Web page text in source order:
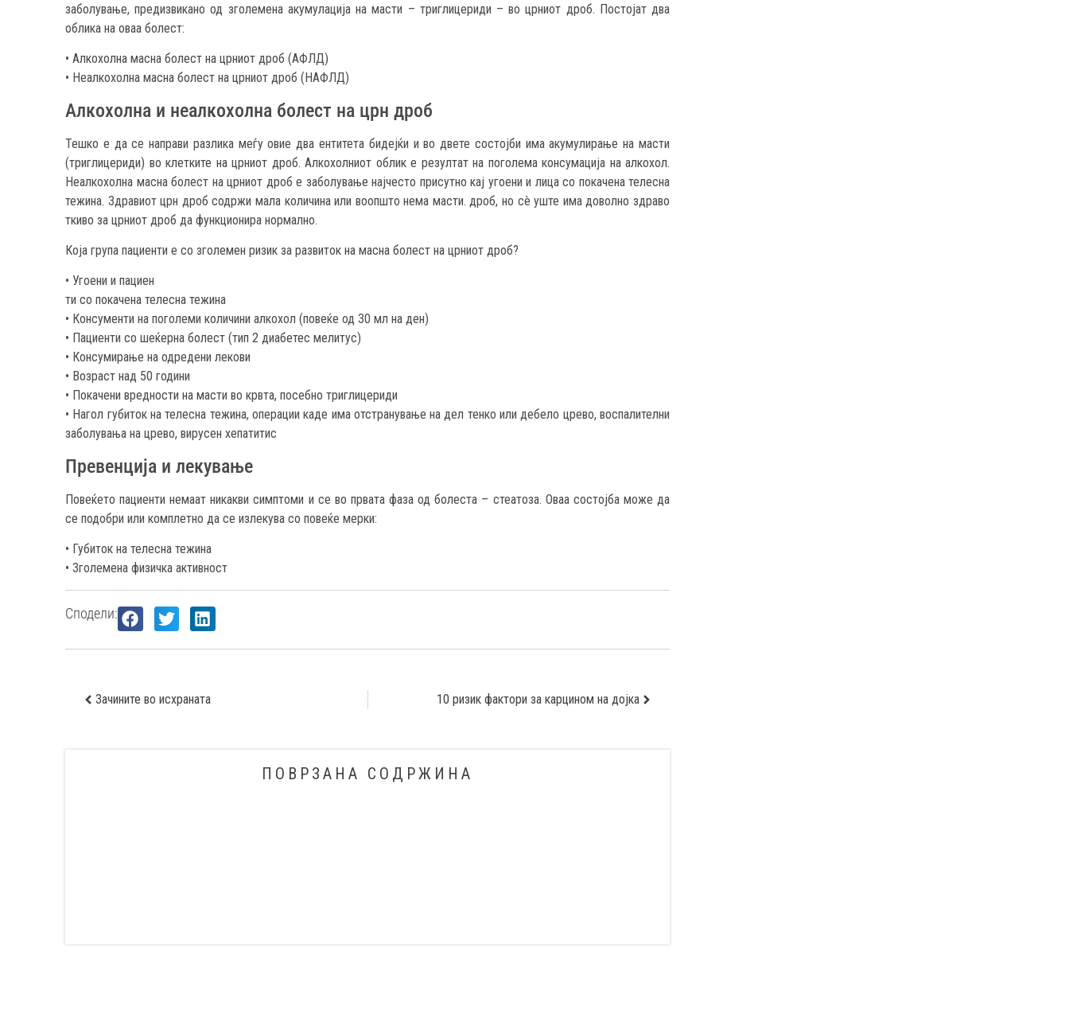
заболување, предизвикано од зголемена акумулација на масти – триглицериди – во црниот дроб. Постојат два
облика на оваа болест:
• Алкохолна масна болест на црниот дроб (АФЛД)
• Неалкохолна масна болест на црниот дроб (НАФЛД)
Алкохолна и неалкохолна болест на црн дроб
Тешко е да се направи разлика меѓу овие два ентитета бидејќи и во двете состојби има акумулирање на масти
(триглицериди) во клетките на црниот дроб. Алкохолниот облик е резултат на поголема консумација на алкохол.
Неалкохолна масна болест на црниот дроб е заболување најчесто присутно кај угоени и лица со покачена телесна
тежина. Здравиот црн дроб содржи мала количина или воопшто нема масти. дроб, но сè уште има доволно здраво
ткиво за црниот дроб да функционира нормално.
Која група пациенти е со зголемен ризик за развиток на масна болест на црниот дроб?
• Угоени и пациен
ти со покачена телесна тежина
• Консументи на поголеми количини алкохол (повеќе од 30 мл на ден)
• Пациенти со шеќерна болест (тип 2 диабетес мелитус)
• Консумирање на одредени лекови
• Возраст над 50 години
• Покачени вредности на масти во крвта, посебно триглицериди
• Нагол губиток на телесна тежина, операции каде има отстранување на дел тенко или дебело црево, воспалителни
заболувања на црево, вирусен хепатитис
Превенција и лекување
Повеќето пациенти немаат никакви симптоми и се во првата фаза од болеста – стеатоза. Оваа состојба може да
се подобри или комплетно да се излекува со повеќе мерки:
• Губиток на телесна тежина
• Зголемена физичка активност
Сподели:
Зачините во исхраната 10 ризик фактори за карцином на дојка
ПОВРЗАНА СОДРЖИНА